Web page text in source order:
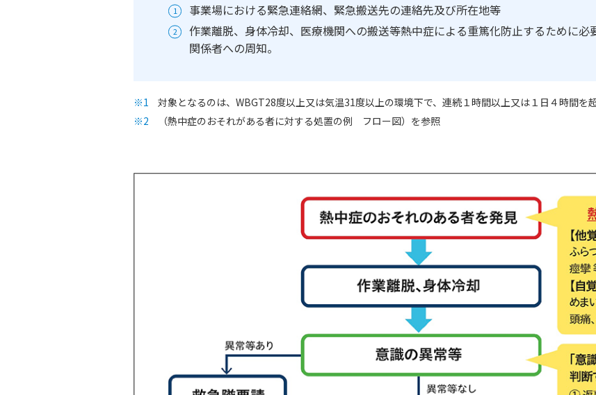
事業場における緊急連絡網、緊急搬送先の連絡先及び所在地等
作業離脱、身体冷却、医療機関への搬送等熱中症による重篤化防止するために必
関係者への周知。
対象となるのは、WBGT28度以上又は気温31度以上の環境下で、連続１時間以上又は１日４時間を
（熱中症のおそれがある者に対する処置の例 フロー図）を参照